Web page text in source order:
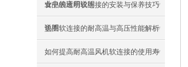
业中的应用说明
食品级透明软连接的安装与保养技巧
说明
垫圈软连接的耐高温与高压性能解析
如何提高耐高温风机软连接的使用寿